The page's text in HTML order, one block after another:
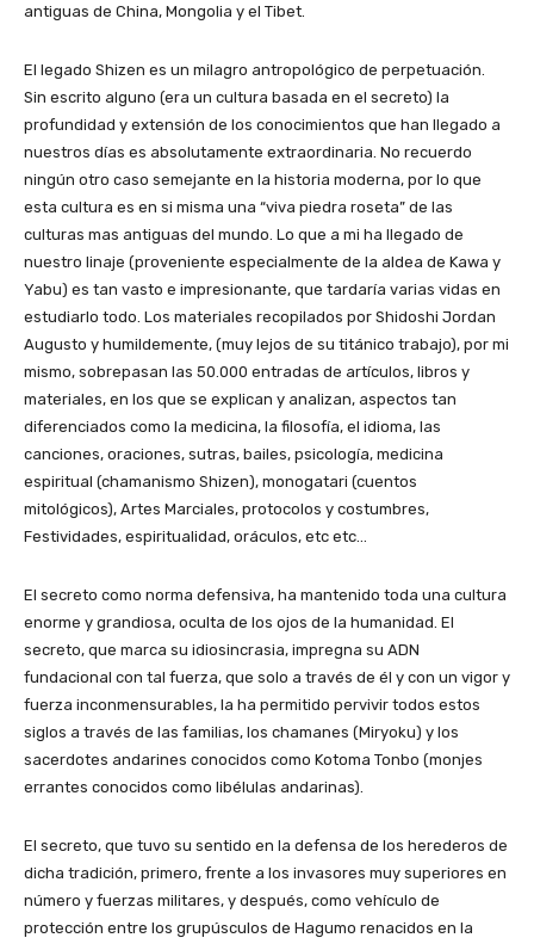
antiguas de China, Mongolia y el Tibet.
El legado Shizen es un milagro antropológico de perpetuación.
Sin escrito alguno (era un cultura basada en el secreto) la
profundidad y extensión de los conocimientos que han llegado a
nuestros días es absolutamente extraordinaria. No recuerdo
ningún otro caso semejante en la historia moderna, por lo que
esta cultura es en si misma una “viva piedra roseta” de las
culturas mas antiguas del mundo. Lo que a mi ha llegado de
nuestro linaje (proveniente especialmente de la aldea de Kawa y
Yabu) es tan vasto e impresionante, que tardaría varias vidas en
estudiarlo todo. Los materiales recopilados por Shidoshi Jordan
Augusto y humildemente, (muy lejos de su titánico trabajo), por mi
mismo, sobrepasan las 50.000 entradas de artículos, libros y
materiales, en los que se explican y analizan, aspectos tan
diferenciados como la medicina, la filosofía, el idioma, las
canciones, oraciones, sutras, bailes, psicología, medicina
espiritual (chamanismo Shizen), monogatari (cuentos
mitológicos), Artes Marciales, protocolos y costumbres,
Festividades, espiritualidad, oráculos, etc etc…
El secreto como norma defensiva, ha mantenido toda una cultura
enorme y grandiosa, oculta de los ojos de la humanidad. El
secreto, que marca su idiosincrasia, impregna su ADN
fundacional con tal fuerza, que solo a través de él y con un vigor y
fuerza inconmensurables, la ha permitido pervivir todos estos
siglos a través de las familias, los chamanes (Miryoku) y los
sacerdotes andarines conocidos como Kotoma Tonbo (monjes
errantes conocidos como libélulas andarinas).
El secreto, que tuvo su sentido en la defensa de los herederos de
dicha tradición, primero, frente a los invasores muy superiores en
número y fuerzas militares, y después, como vehículo de
protección entre los grupúsculos de Hagumo renacidos en la